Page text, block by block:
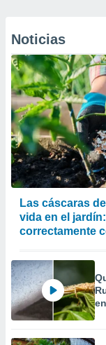
Noticias
Las cáscaras
vida en el
correctamente